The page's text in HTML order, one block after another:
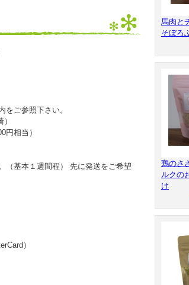
ご参照下さい。
円相当）
（基本１週間程） 先に発送をご希望
）
馬肉と
そぼろ
鶏のさ
ルクの
け